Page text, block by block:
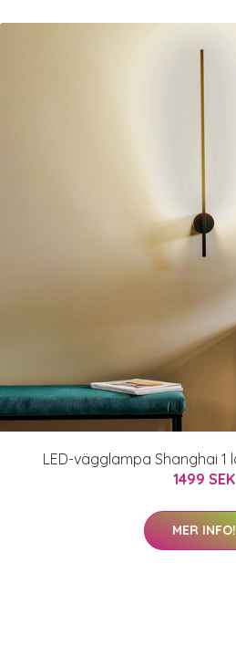
LED-vägglampa Shanghai 1
1499 SEK
MER INFO!